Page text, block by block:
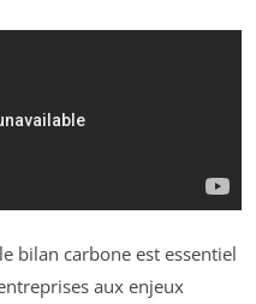
bilan carbone est essentiel
aux enjeux